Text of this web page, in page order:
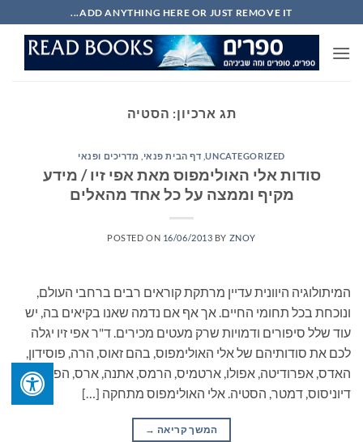
to
content
ADD ANYTHING HERE OR JUST REMOVE IT...
תג ארכיון: הסטיה
UNCATEGORIZED
, דף הבית פנאי מדריכים ופנאי
סודות אלי האולימפוס מאת אפי זיו / מידע
מקיף וממצה על כל אחד מהאלים
POSTED ON 16/06/2013 BY ZNOY
המיתולוגיה היוונית עדיין מרתקת קוראים רבים ברחבי העולם,
ונוכחת בכל תחומי החיים. אך אף אם נדמה שאנו בקיאים בה, יש
עוד שלל סיפורים ודמויות שרק מעטים מכירים. ד"ר אפי זיו יגלה
לכם את סודותיהם של אלי האולימפוס, בהם זאוס, הרה, פוסידון,
האדס, אפרודיטה, אפולו, ארטמיס, הרמס, אתנה, ארס, הפייסטוס,
דיוניסוס, דמטר, הסטיה. אלי האולימפוס מתחקה […]
המשך קריאה →